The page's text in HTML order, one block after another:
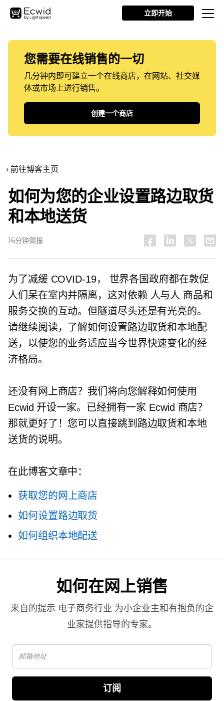
立即开始
您需要在线销售的一切
几分钟内即可建立一个在线商店，在网站、社交媒
体或市场上进行销售。
创建一个商店
‹ 前往博客主页
如何为您的企业设置路边取货
和本地送货
16分钟简报
为了减缓 COVID-19，
世界各国政府都在敦促
人们呆在室内并隔离，这对依赖 人与人 商品和
服务交换的互动。但隧道尽头还是有光亮的。
请继续阅读，了解如何设置路边取货和本地配
送，以使您的业务适应当今世界快速变化的经
济格局。
还没有网上商店？我们将向您解释如何使用
Ecwid 开设一家。已经拥有一家 Ecwid 商店？
那就更好了！您可以直接跳到路边取货和本地
送货的说明。
在此博客文章中：
获取您的网上商店
如何设置路边取货
如何组织本地配送
如何在网上销售
来自的提示 电子商务行业 为小企业主和有抱负的企
业家提供指导的专家。
订阅